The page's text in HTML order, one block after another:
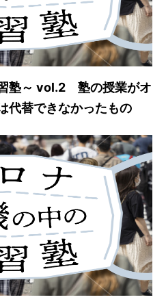
塾～ vol.2 塾の授業がオ
代替できなかったもの